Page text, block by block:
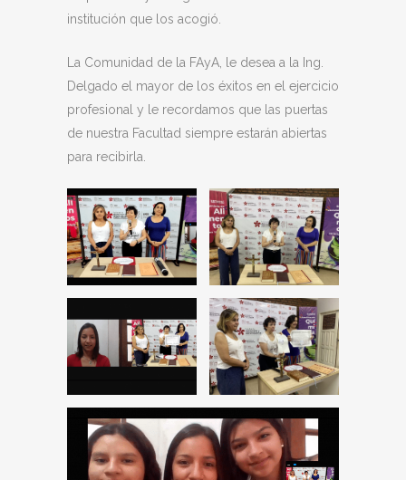
institución que los acogió.
La Comunidad de la FAyA, le desea a la Ing.
Delgado el mayor de los éxitos en el ejercicio
profesional y le recordamos que las puertas
de nuestra Facultad siempre estarán abiertas
para recibirla.